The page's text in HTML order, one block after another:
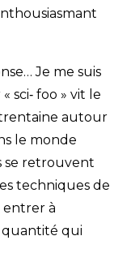
Je me suis
sci‐ foo » vit le
autour
le monde
se retrouvent
techniques de
entrer à
quantité qui